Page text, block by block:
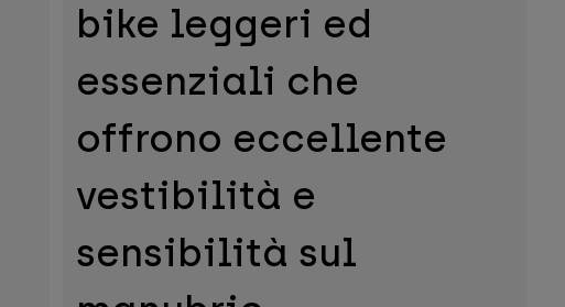
bike leggeri ed
essenziali che
offrono eccellente
vestibilità e
sensibilità sul